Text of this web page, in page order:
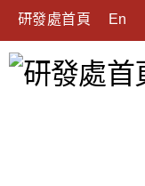
研發處首頁 En